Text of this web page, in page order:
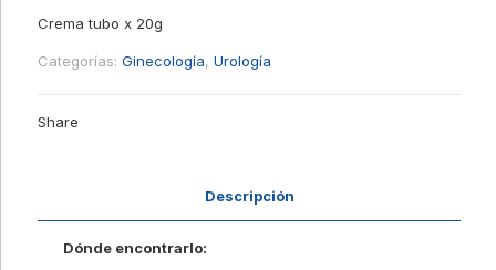
Crema tubo x 20g
Categorías: Ginecología, Urología
Share
Descripción
Dónde encontrarlo: